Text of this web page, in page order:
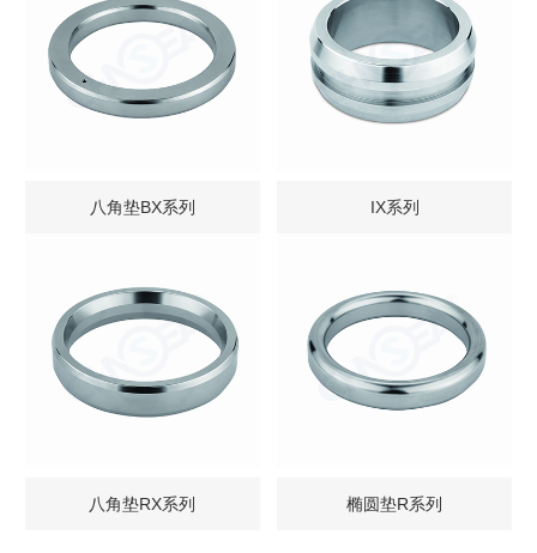
八角垫BX系列 IX系列
八角垫RX系列 椭圆垫R系列